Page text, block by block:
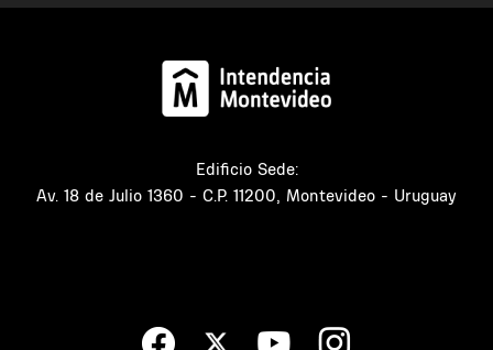
Edificio Sede:
Av. 18 de Julio 1360 - C.P. 11200, Montevideo - Uruguay